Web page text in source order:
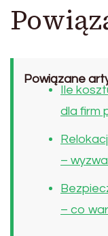
Powiązane
Ile
dla firm
–
– co